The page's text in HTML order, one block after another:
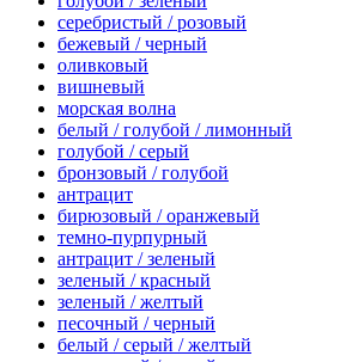
серебристый / розовый
бежевый / черный
оливковый
вишневый
морская волна
белый / голубой / лимонный
голубой / серый
бронзовый / голубой
антрацит
бирюзовый / оранжевый
темно-пурпурный
антрацит / зеленый
зеленый / красный
зеленый / желтый
песочный / черный
белый / серый / желтый